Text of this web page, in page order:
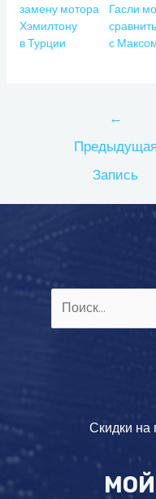
замену мотора
Хэмилтону
в Турции
Гасли
с
записям
←
Предыдущая
Запись
Скидки на